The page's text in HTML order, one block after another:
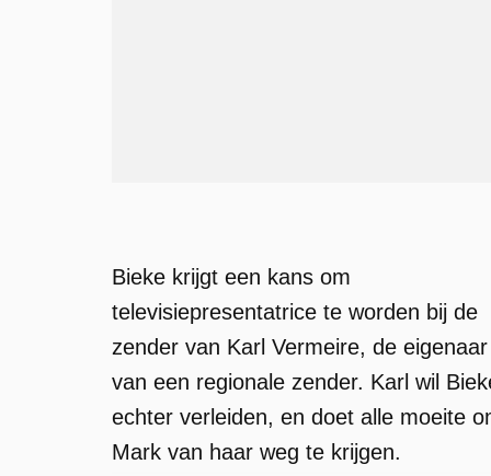
Bieke krijgt een kans om
televisiepresentatrice te worden bij de
zender van Karl Vermeire, de eigenaar
van een regionale zender. Karl wil
echter verleiden, en doet alle moeite
Mark van haar weg te krijgen.